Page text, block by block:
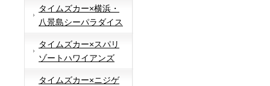
タイムズカー×横浜・
八景島シーパラダイス
タイムズカー×スパリ
ゾートハワイアンズ
タイムズカー×ニジゲ